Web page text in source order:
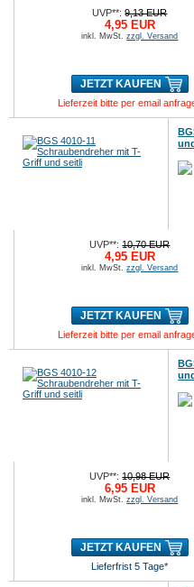
UVP**:9,13 EUR
4,95 EUR
inkl. MwSt.zzgl. Versand
JETZT KAUFEN
Lieferzeit bitte per email
UVP**:10,70 EUR
4,95 EUR
inkl. MwSt.zzgl. Versand
JETZT KAUFEN
Lieferzeit bitte per email
UVP**:10,98 EUR
6,95 EUR
inkl. MwSt.zzgl. Versand
JETZT KAUFEN
Lieferfrist 5 Tage*